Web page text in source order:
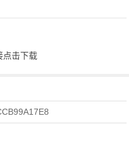
点击下载